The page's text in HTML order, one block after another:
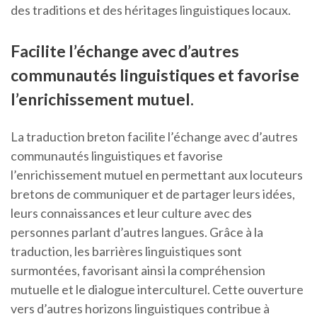
des traditions et des héritages linguistiques locaux.
Facilite l’échange avec d’autres
communautés linguistiques et favorise
l’enrichissement mutuel.
La traduction breton facilite l’échange avec d’autres
communautés linguistiques et favorise
l’enrichissement mutuel en permettant aux locuteurs
bretons de communiquer et de partager leurs idées,
leurs connaissances et leur culture avec des
personnes parlant d’autres langues. Grâce à la
traduction, les barrières linguistiques sont
surmontées, favorisant ainsi la compréhension
mutuelle et le dialogue interculturel. Cette ouverture
vers d’autres horizons linguistiques contribue à